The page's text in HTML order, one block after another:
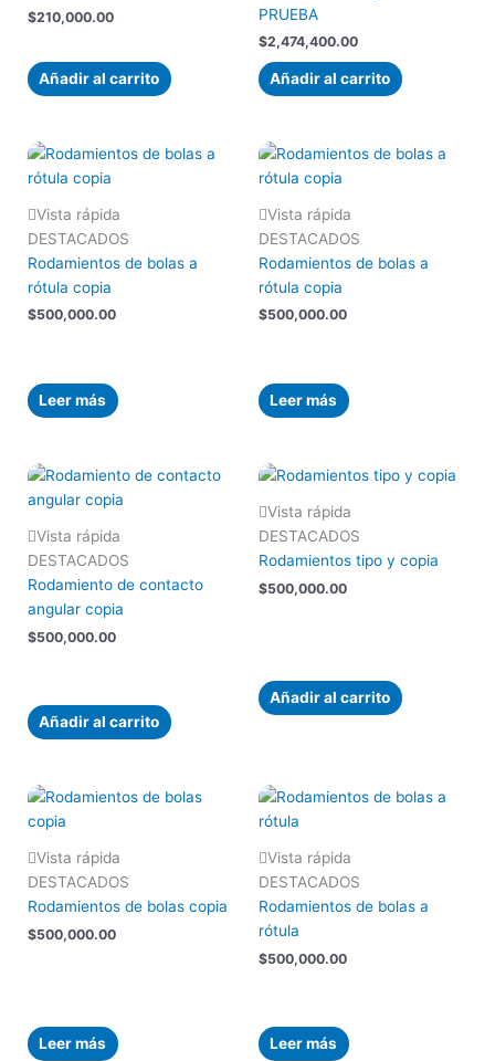
$210,000.00
Añadir al carrito
PRUEBA
$2,474,400.00
Añadir al carrito
Vista rápida
DESTACADOS
Rodamientos de bolas a
rótula copia
$500,000.00
Leer más
Vista rápida
DESTACADOS
Rodamientos de bolas a
rótula copia
$500,000.00
Leer más
Vista rápida
DESTACADOS
Rodamiento de contacto
angular copia
$500,000.00
Añadir al carrito
Vista rápida
DESTACADOS
Rodamientos tipo y copia
$500,000.00
Añadir al carrito
Vista rápida
DESTACADOS
Rodamientos de bolas copia
$500,000.00
Leer más
Vista rápida
DESTACADOS
Rodamientos de bolas a
rótula
$500,000.00
Leer más